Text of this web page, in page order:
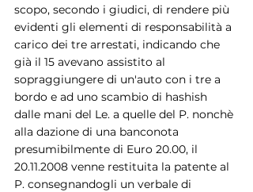
scopo, secondo i giudici, di rendere più
evidenti gli elementi di responsabilità a
carico dei tre arrestati, indicando che
già il 15 avevano assistito al
sopraggiungere di un'auto con i tre a
bordo e ad uno scambio di hashish
dalle mani del Le. a quelle del P. nonchè
alla dazione di una banconota
presumibilmente di Euro 20.00, il
20.11.2008 venne restituita la patente al
P. consegnandogli un verbale di